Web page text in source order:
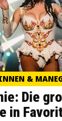
&
Die
in